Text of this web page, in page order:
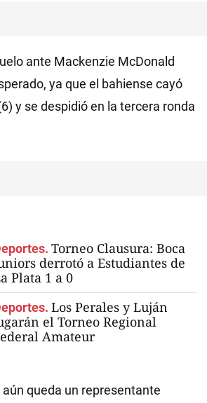
ante Mackenzie McDonald
ya que el bahiense cayó
y se despidió en la tercera ronda
Torneo Clausura: Boca
derrotó a Estudiantes de
Plata 1 a 0
Los Perales y Luján
el Torneo Regional
Amateur
aún queda un representante